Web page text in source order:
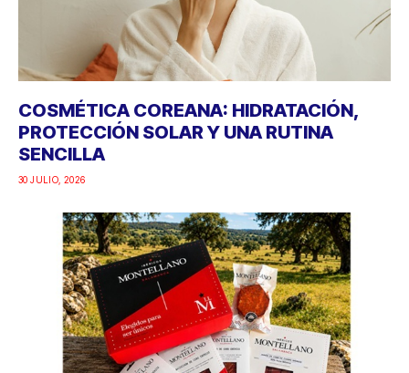
COSMÉTICA COREANA: HIDRATACIÓN,
PROTECCIÓN SOLAR Y UNA RUTINA
SENCILLA
30 JULIO, 2026